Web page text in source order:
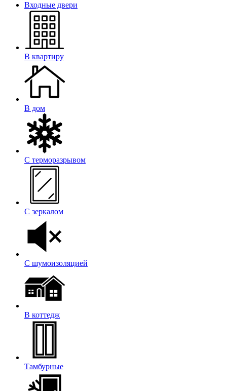
Входные двери
В квартиру
В дом
С терморазрывом
С зеркалом
С шумоизоляцией
В коттедж
Тамбурные